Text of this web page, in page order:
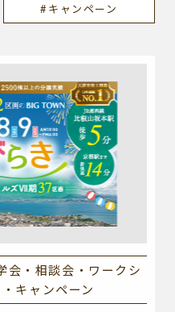
#キャンペーン
会・相談会・ワークシ
キャンペーン